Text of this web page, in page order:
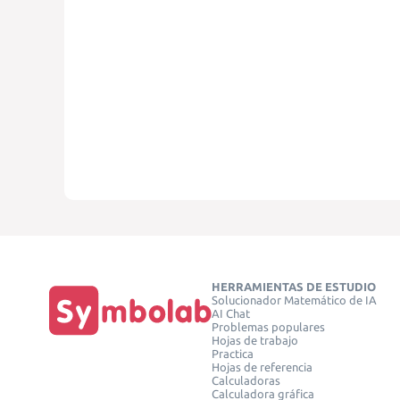
HERRAMIENTAS DE ESTUDIO
Solucionador Matemático de IA
AI Chat
Problemas populares
Hojas de trabajo
Practica
Hojas de referencia
Calculadoras
Calculadora gráfica